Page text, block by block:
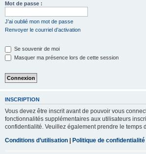
Mot de passe :
J’ai oublié mon mot de passe
Renvoyer le courriel d’activation
Se souvenir de moi
Masquer ma présence lors de cette session
INSCRIPTION
Vous devez être inscrit avant de pouvoir vous
fonctionnalités supplémentaires aux utilisateurs
confidentialité. Veuillez également prendre le temps
Conditions d’utilisation | Politique de confidentialité